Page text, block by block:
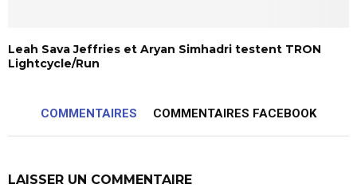
Leah Sava Jeffries et Aryan Simhadri testent TRON
Lightcycle/Run
COMMENTAIRES COMMENTAIRES FACEBOOK
LAISSER UN COMMENTAIRE